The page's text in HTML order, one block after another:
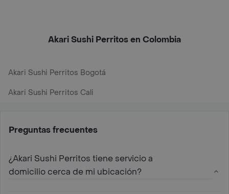
Akari Sushi Perritos en Colombia
Akari Sushi Perritos Bogotá
Akari Sushi Perritos Cali
Preguntas frecuentes
¿Akari Sushi Perritos tiene servicio a
domicilio cerca de mi ubicación?